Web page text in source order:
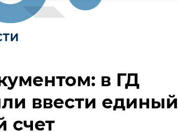
в ГД
ввести единый
счет